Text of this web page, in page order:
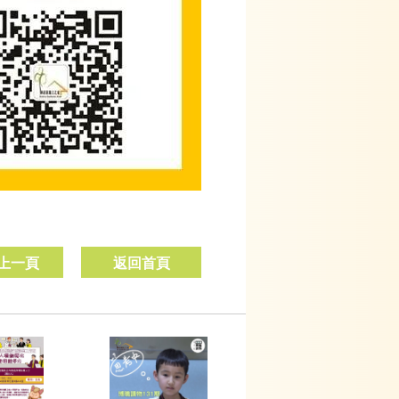
返回首頁
一頁